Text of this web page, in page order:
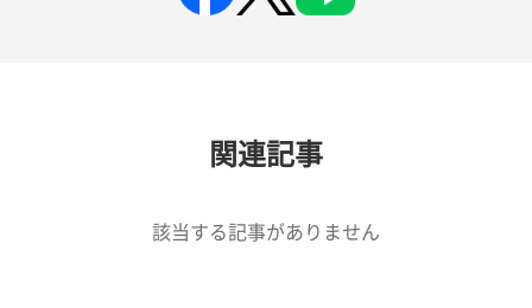
関連記事
該当する記事がありません